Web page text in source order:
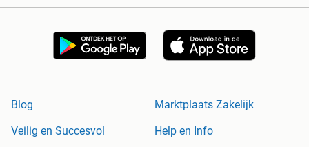
Blog
Marktplaats Zakelijk
Veilig en Succesvol
Help en Info